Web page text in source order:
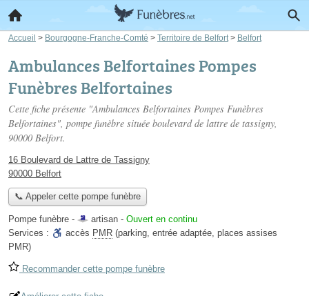
Accueil > Bourgogne-Franche-Comté > Territoire de Belfort > Belfort
Ambulances Belfortaines Pompes
Funèbres Belfortaines
Cette fiche présente "Ambulances Belfortaines Pompes Funèbres
Belfortaines", pompe funèbre située boulevard de lattre de tassigny,
90000 Belfort.
16 Boulevard de Lattre de Tassigny
90000 Belfort
📞 Appeler cette pompe funèbre
Pompe funèbre - artisan - Ouvert en continu
Services :
accès PMR (parking, entrée adaptée, places assises
PMR)
Recommander cette pompe funèbre